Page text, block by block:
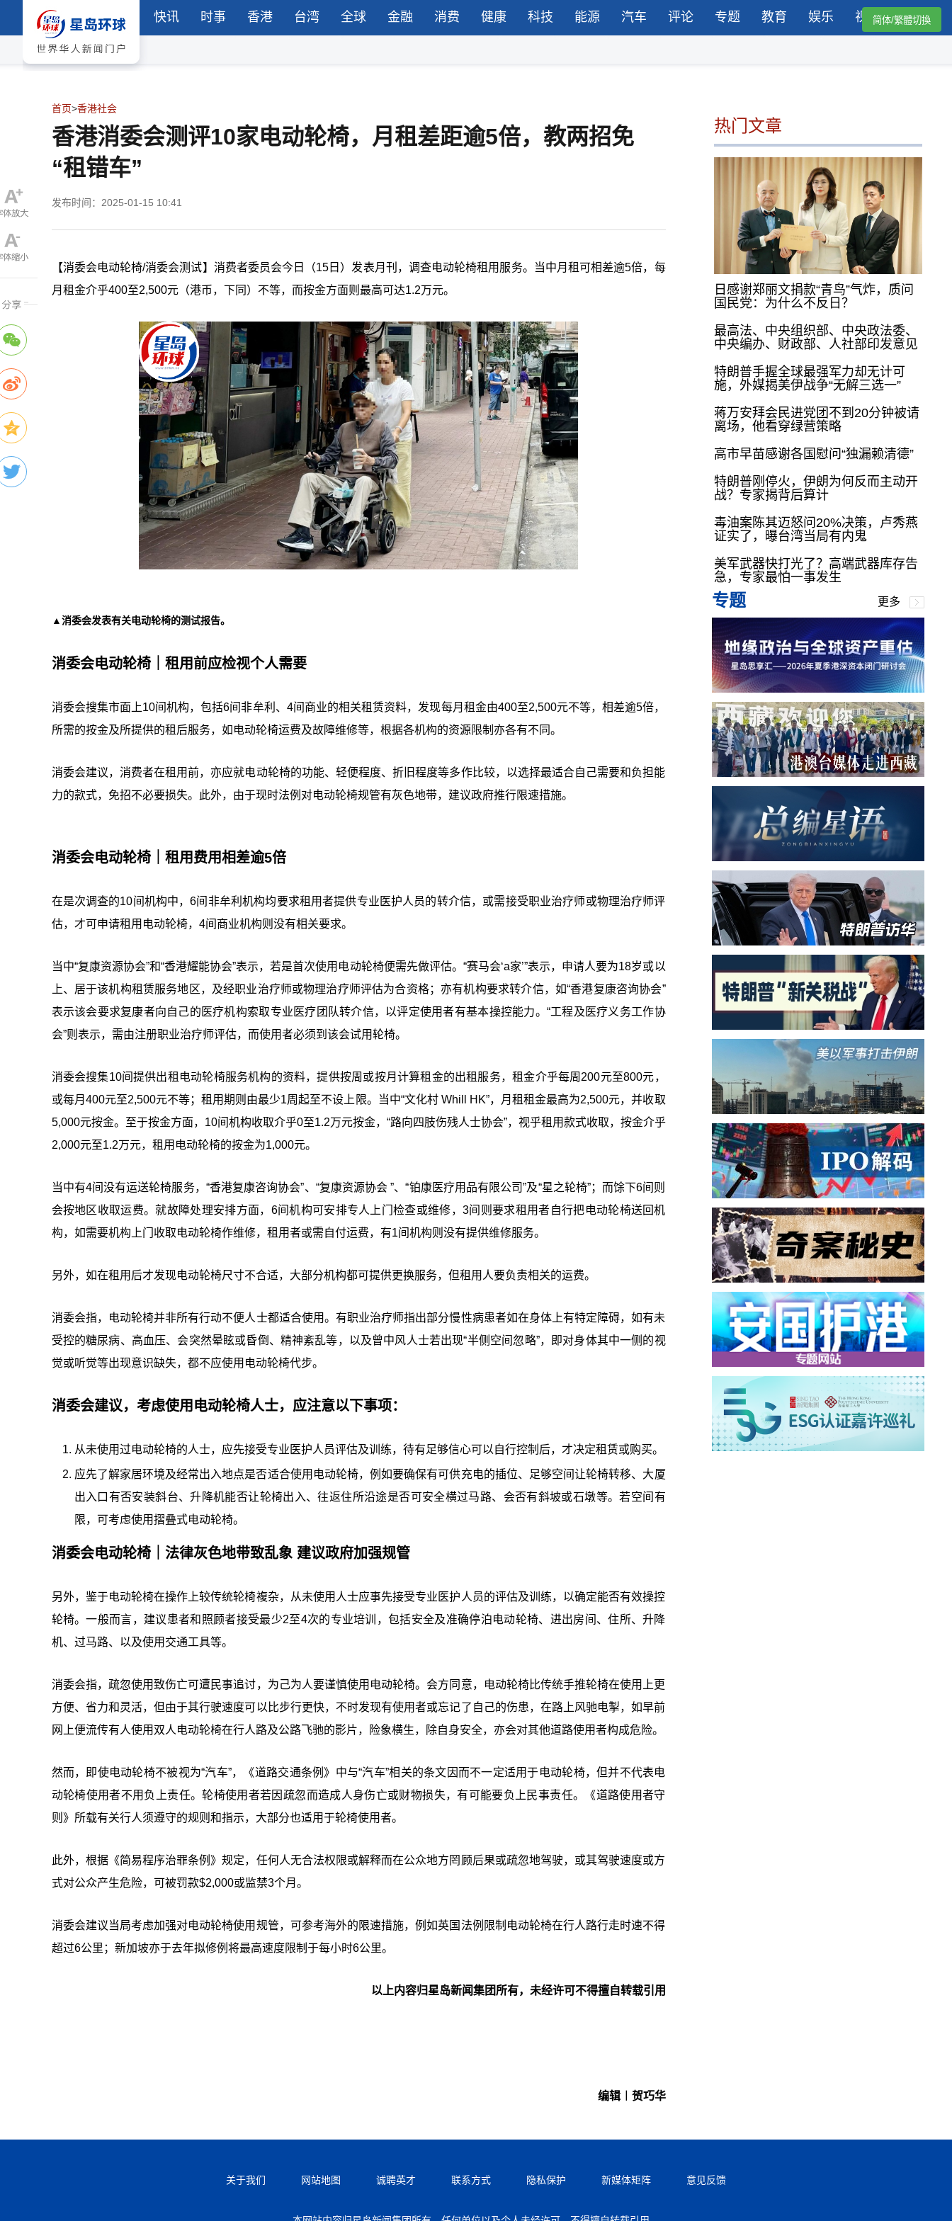
快讯 时事 香港 台湾 全球 金融 消费 健康 科技 能源 汽车 评论 专题 教育 娱乐 视频简体/繁體切換
首页>香港社会
香港消委会测评10家电动轮椅，月租差距逾5倍，教两招免
“租错车”
发布时间：2025-01-15 10:41
【消委会电动轮椅/消委会测试】消费者委员会今日（15日）发表月刊，调查电动轮椅租用服务。当中月租可相差逾5倍，每
月租金介乎400至2,500元（港币，下同）不等，而按金方面则最高可达1.2万元。
▲消委会发表有关电动轮椅的测试报告。
消委会电动轮椅｜租用前应检视个人需要
消委会搜集市面上10间机构，包括6间非牟利、4间商业的相关租赁资料，发现每月租金由400至2,500元不等，相差逾5倍，
所需的按金及所提供的租后服务，如电动轮椅运费及故障维修等，根据各机构的资源限制亦各有不同。
消委会建议，消费者在租用前，亦应就电动轮椅的功能、轻便程度、折旧程度等多作比较，以选择最适合自己需要和负担能
力的款式，免招不必要损失。此外，由于现时法例对电动轮椅规管有灰色地带，建议政府推行限速措施。
消委会电动轮椅｜租用费用相差逾5倍
在是次调查的10间机构中，6间非牟利机构均要求租用者提供专业医护人员的转介信，或需接受职业治疗师或物理治疗师评
估，才可申请租用电动轮椅，4间商业机构则没有相关要求。
当中“复康资源协会”和“香港耀能协会”表示，若是首次使用电动轮椅便需先做评估。“赛马会‘a家’”表示，申请人要为18岁或以
上、居于该机构租赁服务地区，及经职业治疗师或物理治疗师评估为合资格；亦有机构要求转介信，如“香港复康咨询协会”
表示该会要求复康者向自己的医疗机构索取专业医疗团队转介信，以评定使用者有基本操控能力。“工程及医疗义务工作协
会”则表示，需由注册职业治疗师评估，而使用者必须到该会试用轮椅。
消委会搜集10间提供出租电动轮椅服务机构的资料，提供按周或按月计算租金的出租服务，租金介乎每周200元至800元，
或每月400元至2,500元不等；租用期则由最少1周起至不设上限。当中“文化村 Whill HK”，月租租金最高为2,500元，并收取
5,000元按金。至于按金方面，10间机构收取介乎0至1.2万元按金，“路向四肢伤残人士协会”，视乎租用款式收取，按金介乎
2,000元至1.2万元，租用电动轮椅的按金为1,000元。
当中有4间没有运送轮椅服务，“香港复康咨询协会”、“复康资源协会 ”、“铂康医疗用品有限公司”及“星之轮椅”；而馀下6间则
会按地区收取运费。就故障处理安排方面，6间机构可安排专人上门检查或维修，3间则要求租用者自行把电动轮椅送回机
构，如需要机构上门收取电动轮椅作维修，租用者或需自付运费，有1间机构则没有提供维修服务。
另外，如在租用后才发现电动轮椅尺寸不合适，大部分机构都可提供更换服务，但租用人要负责相关的运费。
消委会指，电动轮椅并非所有行动不便人士都适合使用。有职业治疗师指出部分慢性病患者如在身体上有特定障碍，如有未
受控的糖尿病、高血压、会突然晕眩或昏倒、精神紊乱等，以及曾中风人士若出现“半侧空间忽略”，即对身体其中一侧的视
觉或听觉等出现意识缺失，都不应使用电动轮椅代步。
消委会建议，考虑使用电动轮椅人士，应注意以下事项：
从未使用过电动轮椅的人士，应先接受专业医护人员评估及训练，待有足够信心可以自行控制后，才决定租赁或购买。
应先了解家居环境及经常出入地点是否适合使用电动轮椅，例如要确保有可供充电的插位、足够空间让轮椅转移、大厦
出入口有否安装斜台、升降机能否让轮椅出入、往返住所沿途是否可安全横过马路、会否有斜坡或石墩等。若空间有
限，可考虑使用摺叠式电动轮椅。
消委会电动轮椅｜法律灰色地带致乱象 建议政府加强规管
另外，鉴于电动轮椅在操作上较传统轮椅複杂，从未使用人士应事先接受专业医护人员的评估及训练，以确定能否有效操控
轮椅。一般而言，建议患者和照顾者接受最少2至4次的专业培训，包括安全及准确停泊电动轮椅、进出房间、住所、升降
机、过马路、以及使用交通工具等。
消委会指，疏忽使用致伤亡可遭民事追讨，为己为人要谨慎使用电动轮椅。会方同意，电动轮椅比传统手推轮椅在使用上更
方便、省力和灵活，但由于其行驶速度可以比步行更快，不时发现有使用者或忘记了自己的伤患，在路上风驰电掣，如早前
网上便流传有人使用双人电动轮椅在行人路及公路飞驰的影片，险象横生，除自身安全，亦会对其他道路使用者构成危险。
然而，即使电动轮椅不被视为“汽车”，《道路交通条例》中与“汽车”相关的条文因而不一定适用于电动轮椅，但并不代表电
动轮椅使用者不用负上责任。轮椅使用者若因疏忽而造成人身伤亡或财物损失，有可能要负上民事责任。《道路使用者守
则》所载有关行人须遵守的规则和指示，大部分也适用于轮椅使用者。
此外，根据《简易程序治罪条例》规定，任何人无合法权限或解释而在公众地方罔顾后果或疏忽地驾驶，或其驾驶速度或方
式对公众产生危险，可被罚款$2,000或监禁3个月。
消委会建议当局考虑加强对电动轮椅使用规管，可参考海外的限速措施，例如英国法例限制电动轮椅在行人路行走时速不得
超过6公里；新加坡亦于去年拟修例将最高速度限制于每小时6公里。
以上内容归星岛新闻集团所有，未经许可不得擅自转载引用
编辑︱贺巧华
热门文章
日感谢郑丽文捐款“青鸟”气炸，质问
国民党：为什么不反日？
最高法、中央组织部、中央政法委、
中央编办、财政部、人社部印发意见
特朗普手握全球最强军力却无计可
施，外媒揭美伊战争“无解三选一”
蒋万安拜会民进党团不到20分钟被请
离场，他看穿绿营策略
高市早苗感谢各国慰问“独漏赖清德”
特朗普刚停火，伊朗为何反而主动开
战？专家揭背后算计
毒油案陈其迈怒问20%决策，卢秀燕
证实了，曝台湾当局有内鬼
美军武器快打光了？高端武器库存告
急，专家最怕一事发生
专题 更多
关于我们 网站地图 诚聘英才 联系方式 隐私保护 新媒体矩阵 意见反馈